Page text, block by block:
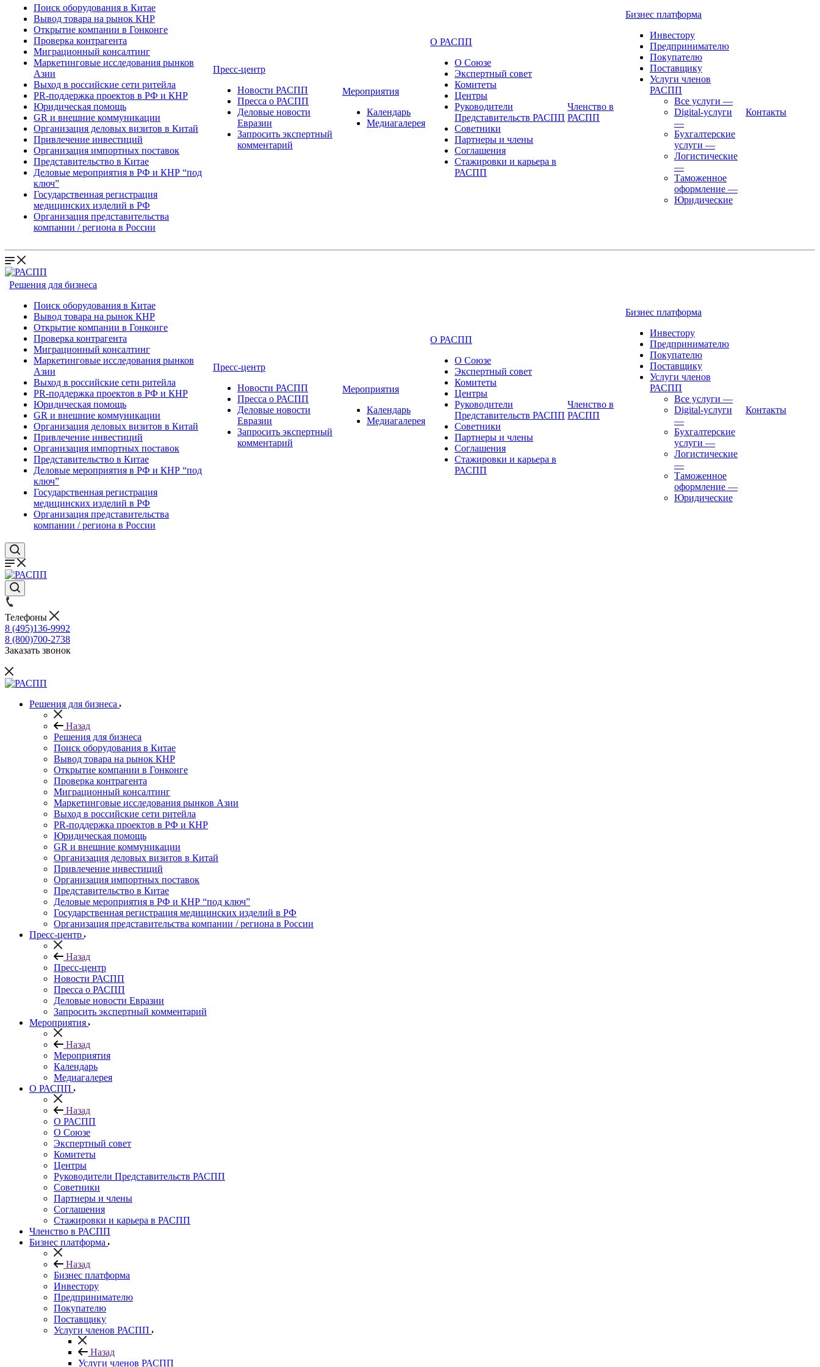
Поиск оборудования в Китае
Вывод товара на рынок КНР
Открытие компании в Гонконге
Проверка контрагента
Миграционный консалтинг
Маркетинговые исследования рынков
Азии
Выход в российские сети ритейла
PR-поддержка проектов в РФ и КНР
Юридическая помощь
GR и внешние коммуникации
Организация деловых визитов в Китай
Привлечение инвестиций
Организация импортных поставок
Представительство в Китае
Деловые мероприятия в РФ и КНР “под
ключ”
Государственная регистрация
медицинских изделий в РФ
Организация представительства
компании / региона в России
Пресс-центр
Новости РАСПП
Пресса о РАСПП
Деловые новости
Евразии
Запросить экспертный
комментарий
Мероприятия
Календарь
Медиагалерея
О РАСПП
О Союзе
Экспертный совет
Комитеты
Центры
Руководители
Представительств РАСПП
Советники
Партнеры и члены
Соглашения
Стажировки и карьера в
РАСПП
Членство в
РАСПП
Бизнес платформа
Инвестору
Предпринимателю
Покупателю
Поставщику
Услуги членов
РАСПП
Все услуги —
Digital-услуги
—
Бухгалтерские
услуги —
Логистические
—
Таможенное
оформление —
Юридические
Контакты
Решения для бизнеса
Поиск оборудования в Китае
Вывод товара на рынок КНР
Открытие компании в Гонконге
Проверка контрагента
Миграционный консалтинг
Маркетинговые исследования рынков
Азии
Выход в российские сети ритейла
PR-поддержка проектов в РФ и КНР
Юридическая помощь
GR и внешние коммуникации
Организация деловых визитов в Китай
Привлечение инвестиций
Организация импортных поставок
Представительство в Китае
Деловые мероприятия в РФ и КНР “под
ключ”
Государственная регистрация
медицинских изделий в РФ
Организация представительства
компании / региона в России
Пресс-центр
Новости РАСПП
Пресса о РАСПП
Деловые новости
Евразии
Запросить экспертный
комментарий
Мероприятия
Календарь
Медиагалерея
О РАСПП
О Союзе
Экспертный совет
Комитеты
Центры
Руководители
Представительств РАСПП
Советники
Партнеры и члены
Соглашения
Стажировки и карьера в
РАСПП
Членство в
РАСПП
Бизнес платформа
Инвестору
Предпринимателю
Покупателю
Поставщику
Услуги членов
РАСПП
Все услуги —
Digital-услуги
—
Бухгалтерские
услуги —
Логистические
—
Таможенное
оформление —
Юридические
Контакты
Телефоны
8 (495)136-9992
8 (800)700-2738
Заказать звонок
Решения для бизнеса
Назад
Решения для бизнеса
Поиск оборудования в Китае
Вывод товара на рынок КНР
Открытие компании в Гонконге
Проверка контрагента
Миграционный консалтинг
Маркетинговые исследования рынков Азии
Выход в российские сети ритейла
PR-поддержка проектов в РФ и КНР
Юридическая помощь
GR и внешние коммуникации
Организация деловых визитов в Китай
Привлечение инвестиций
Организация импортных поставок
Представительство в Китае
Деловые мероприятия в РФ и КНР “под ключ”
Государственная регистрация медицинских изделий в РФ
Организация представительства компании / региона в России
Пресс-центр
Назад
Пресс-центр
Новости РАСПП
Пресса о РАСПП
Деловые новости Евразии
Запросить экспертный комментарий
Мероприятия
Назад
Мероприятия
Календарь
Медиагалерея
О РАСПП
Назад
О РАСПП
О Союзе
Экспертный совет
Комитеты
Центры
Руководители Представительств РАСПП
Советники
Партнеры и члены
Соглашения
Стажировки и карьера в РАСПП
Членство в РАСПП
Бизнес платформа
Назад
Бизнес платформа
Инвестору
Предпринимателю
Покупателю
Поставщику
Услуги членов РАСПП
Назад
Услуги членов РАСПП